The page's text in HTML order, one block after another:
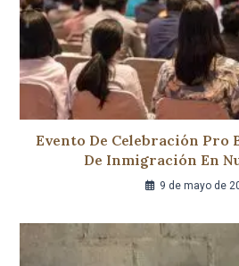
Evento De Celebración Pro
De Inmigración En
9 de mayo de